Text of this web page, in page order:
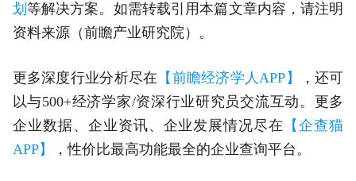
划 等解决方案。如需转载引用本篇文章内容，请注明
资料来源（前瞻产业研究院）。
更多深度行业分析尽在 【前瞻经济学人APP】
，还可
以与500+经济学家/资深行业研究员交流互动。更多
企业数据、企业资讯、企业发展情况尽在
【企查猫
APP】
，性价比最高功能最全的企业查询平台。